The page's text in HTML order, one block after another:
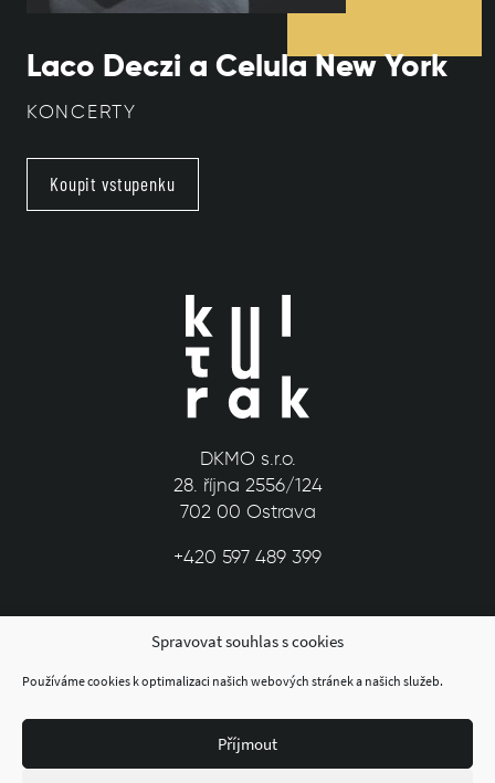
Spravovat souhlas s cookies
Používáme cookies k optimalizaci našich webových stránek a našich služeb.
Příjmout
Laco Deczi a Celula New York
KONCERTY
Koupit vstupenku
DKMO s.r.o.
28. října 2556/124
702 00 Ostrava
+420 597 489 399